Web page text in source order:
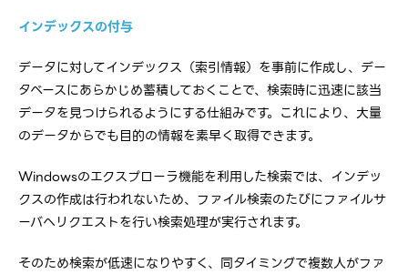
インデックスの付与
データに対してインデックス（索引情報）を事前に作成し、デー
タベースにあらかじめ蓄積しておくことで、検索時に迅速に該当
データを見つけられるようにする仕組みです。これにより、大量
のデータからでも目的の情報を素早く取得できます。
Windowsのエクスプローラ機能を利用した検索では、インデッ
クスの作成は行われないため、ファイル検索のたびにファイルサ
ーバへリクエストを行い検索処理が実行されます。
そのため検索が低速になりやすく、同タイミングで複数人がファ